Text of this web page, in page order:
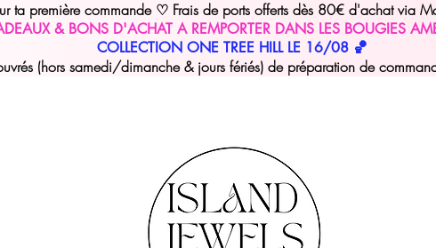
ta première commande ♡ Frais de ports offerts dès 80€ d'achat via
& BONS D'ACHAT A REMPORTER DANS LES BOUGIES
COLLECTION ONE TREE HILL LE 16/08 🏀
(hors samedi/dimanche & jours fériés) de préparation de